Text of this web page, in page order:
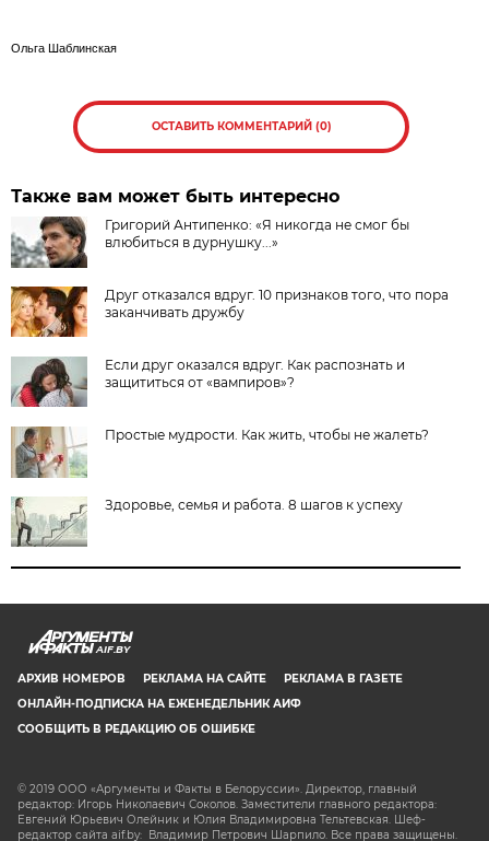
Ольга Шаблинская
ОСТАВИТЬ КОММЕНТАРИЙ (0)
Также вам может быть интересно
Григорий Антипенко: «Я никогда не смог бы
влюбиться в дурнушку...»
Друг отказался вдруг. 10 признаков того, что пора
заканчивать дружбу
Если друг оказался вдруг. Как распознать и
защититься от «вампиров»?
Простые мудрости. Как жить, чтобы не жалеть?
Здоровье, семья и работа. 8 шагов к успеху
AIF.BY
АРХИВ НОМЕРОВ РЕКЛАМА НА САЙТЕ
РЕКЛАМА В ГАЗЕТЕ
ОНЛАЙН-ПОДПИСКА НА ЕЖЕНЕДЕЛЬНИК АИФ
СООБЩИТЬ В РЕДАКЦИЮ ОБ ОШИБКЕ
© 2019 ООО «Аргументы и Факты в Белоруссии». Директор, главный
редактор: Игорь Николаевич Соколов. Заместители главного редактора:
Евгений Юрьевич Олейник и Юлия Владимировна Тельтевская. Шеф-
редактор сайта aif.by: Владимир Петрович Шарпило. Все права защищены.